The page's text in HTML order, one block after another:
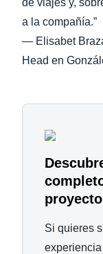
de viajes y,
a la compañía.”
— Elisabet
Head en
proyecto
Si quieres